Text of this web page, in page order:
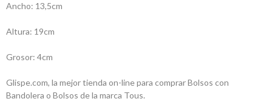
Ancho: 13,5cm
Altura: 19cm
Grosor: 4cm
Glispe.com, la mejor tienda on-line para comprar Bolsos con
Bandolera o Bolsos de la marca Tous.